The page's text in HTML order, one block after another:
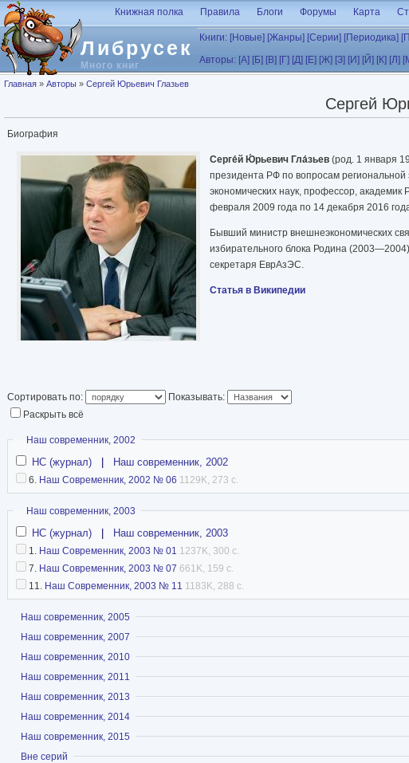
Перейти к основному содержанию
Либрусек
Много книг
Книжная полка Правила Блоги Форумы Карта
Книги: [Новые] [Жанры] [Серии] [Периодика]
Авторы: [А] [Б] [В] [Г] [Д] [Е] [Ж] [З] [И] [Й] [К] [Л]
Вы здесь
Главная » Авторы » Сергей Юрьевич Глазьев
Сергей
Биография
Серге́й Ю́рьевич Гла́зьев (род. 1 января
президента РФ по вопросам региональной
экономических наук, профессор,
февраля 2009 года по 14 декабря 2016
Бывший министр внешнеэкономических
избирательного блока Родина
секретаря ЕврАзЭС.
Статья в Википедии
Сортировать по:
Показывать:
Раскрыть всё
Скрыть
Наш современник, 2002
НС (журнал) Наш современник, 2002
6. Наш Современник, 2002 № 06 1129K, 273 с.
Скрыть
Наш современник, 2003
НС (журнал) Наш современник, 2003
1. Наш Современник, 2003 № 01 1237K, 300 с.
7. Наш Современник, 2003 № 07 661K, 159 с.
11. Наш Современник, 2003 № 11 1183K, 288 с.
Показать
Наш современник, 2005
Показать
Наш современник, 2007
Показать
Наш современник, 2010
Показать
Наш современник, 2011
Показать
Наш современник, 2013
Показать
Наш современник, 2014
Показать
Наш современник, 2015
Показать
Вне серий